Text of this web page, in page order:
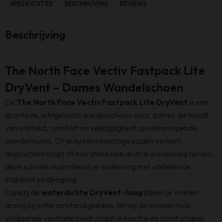
SPECIFICATIES BESCHRIJVING REVIEWS
Beschrijving
The North Face Vectiv Fastpack Lite
DryVent – Dames Wandelschoen
De The North Face Vectiv Fastpack Lite DryVent is een
sportieve, lichtgewicht wandelschoen voor dames die houdt
van snelheid, comfort en veelzijdigheid op uiteenlopende
wandelroutes. Of je nu heuvelachtige paden verkent,
dagtochten loopt of een snelle hike doet in wisselvallig terrein,
deze schoen ondersteunt je onderweg met uitstekende
stabiliteit en demping.
Dankzij de waterdichte DryVent-laag blijven je voeten
droog bij natte omstandigheden, terwijl de schoen toch
voldoende ventilatie biedt zodat je een fris en comfortabel